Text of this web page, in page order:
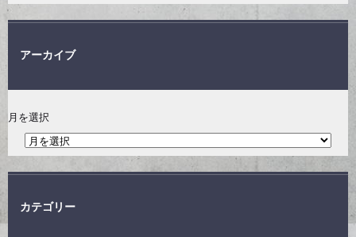
アーカイブ
月を選択
カテゴリー